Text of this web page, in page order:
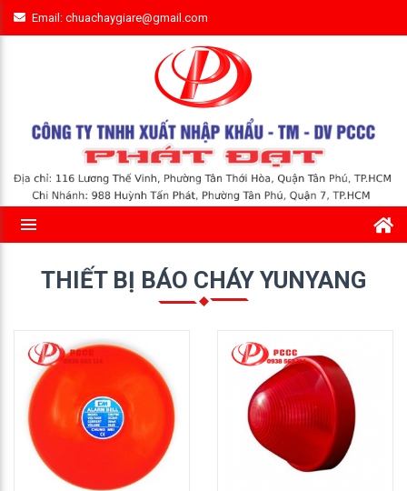
Email: chuachaygiare@gmail.com
THIẾT BỊ BÁO CHÁY YUNYANG
GỌI NGAY: 0938 563